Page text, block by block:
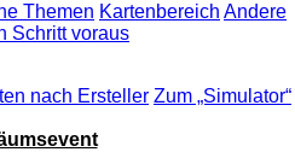
Themen Kartenbereich Andere
Schritt voraus
nach Ersteller Zum „Simulator“